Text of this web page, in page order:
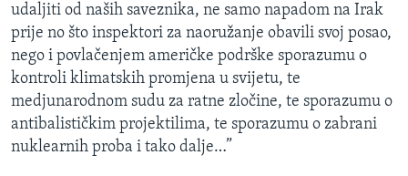
Jezici
udaljiti od naših saveznika, ne samo napadom na Irak
prije no što inspektori za naoružanje obavili svoj posao,
nego i povlačenjem američke podrške sporazumu o
kontroli klimatskih promjena u svijetu, te
medjunarodnom sudu za ratne zločine, te sporazumu o
antibalističkim projektilima, te sporazumu o zabrani
nuklearnih proba i tako dalje…”